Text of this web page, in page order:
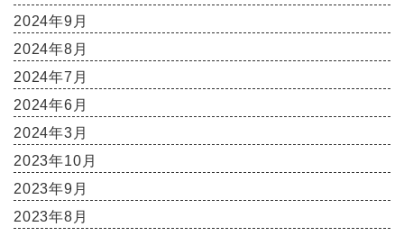
2024年9月
2024年8月
2024年7月
2024年6月
2024年3月
2023年10月
2023年9月
2023年8月